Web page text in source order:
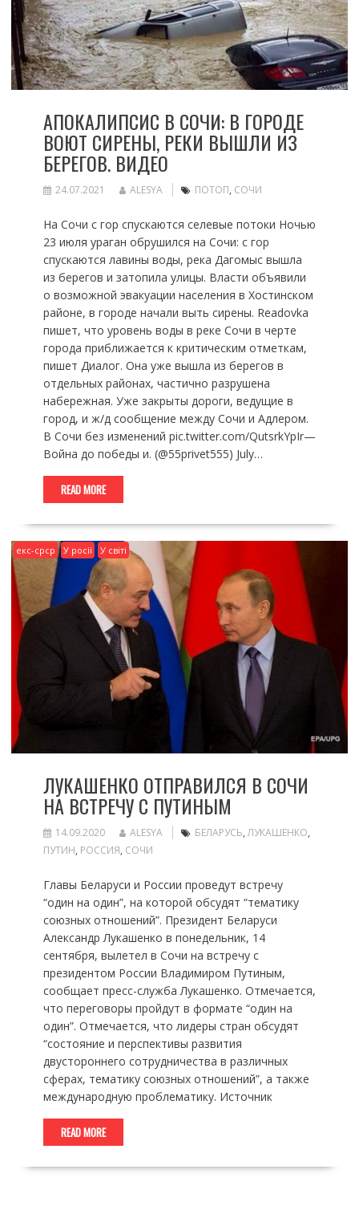
АПОКАЛИПСИС В СОЧИ: В ГОРОДЕ
ВОЮТ СИРЕНЫ, РЕКИ ВЫШЛИ ИЗ
БЕРЕГОВ. ВИДЕО
24.07.2021 ALESYA ПОТОП, СОЧИ
На Сочи с гор спускаются селевые потоки Ночью
23 июля ураган обрушился на Сочи: с гор
спускаются лавины воды, река Дагомыс вышла
из берегов и затопила улицы. Власти объявили
о возможной эвакуации населения в Хостинском
районе, в городе начали выть сирены. Readovka
пишет, что уровень воды в реке Сочи в черте
города приближается к критическим отметкам,
пишет Диалог. Она уже вышла из берегов в
отдельных районах, частично разрушена
набережная. Уже закрыты дороги, ведущие в
город, и ж/д сообщение между Сочи и Адлером.
В Сочи без изменений pic.twitter.com/QutsrkYpIr—
Война до победы и. (@55privet555) July…
READ MORE
екс-срср У росії У світі
ЛУКАШЕНКО ОТПРАВИЛСЯ В СОЧИ
НА ВСТРЕЧУ С ПУТИНЫМ
14.09.2020 ALESYA БЕЛАРУСЬ,ЛУКАШЕНКО,
ПУТИН, РОССИЯ, СОЧИ
Главы Беларуси и России проведут встречу
“один на один”, на которой обсудят “тематику
союзных отношений”. Президент Беларуси
Александр Лукашенко в понедельник, 14
сентября, вылетел в Сочи на встречу с
президентом России Владимиром Путиным,
сообщает пресс-служба Лукашенко. Отмечается,
что переговоры пройдут в формате “один на
один”. Отмечается, что лидеры стран обсудят
“состояние и перспективы развития
двустороннего сотрудничества в различных
сферах, тематику союзных отношений”, а также
международную проблематику. Источник
READ MORE